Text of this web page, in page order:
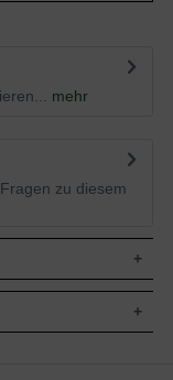
mehr
zu diesem